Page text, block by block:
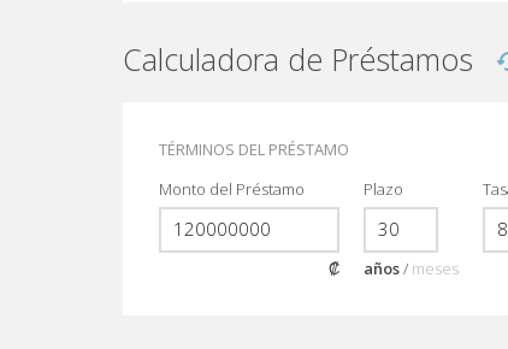
Calculadora de Préstamos
TÉRMINOS DEL PRÉSTAMO
Monto del Préstamo
₡
Plazo
años/ meses